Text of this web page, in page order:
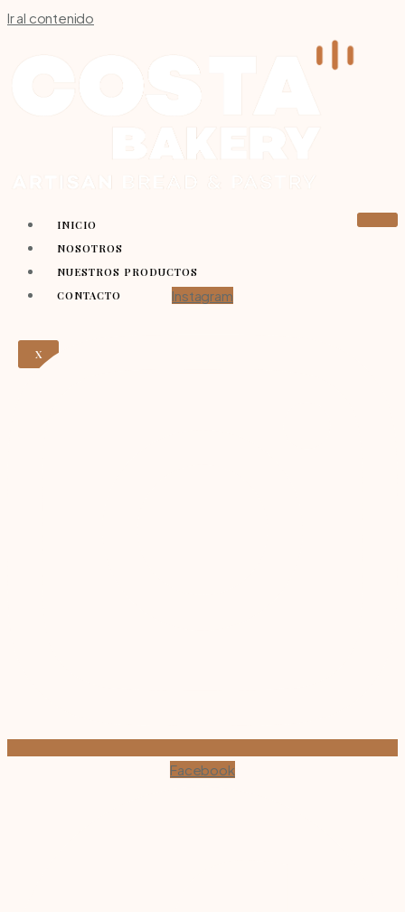
Ir al contenido
INICIO
NOSOTROS
NUESTROS PRODUCTOS
CONTACTO
X
Instagram
Facebook